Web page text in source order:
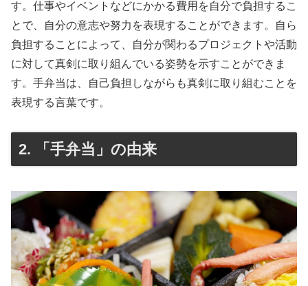
す。仕事やイベントなどにかかる費用を自分で負担するこ
とで、自分の意志や努力を表現することができます。自ら
負担することによって、自分が関わるプロジェクトや活動
に対して真剣に取り組んでいる姿勢を示すことができま
す。手弁当は、自己負担しながらも真剣に取り組むことを
表現する言葉です。
2. 「手弁当」の由来